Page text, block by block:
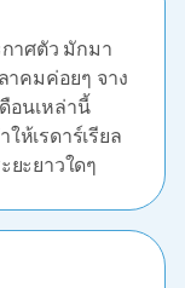
าศตัว มักมา
าคมค่อยๆ จาง
อนเหล่านี้
ห้เรดาร์เรียล
ะยาวใดๆ